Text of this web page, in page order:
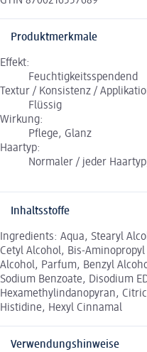
Produktmerkmale
Effekt:
Feuchtigkeitsspendend
Textur / Konsistenz /
Flüssig
Wirkung:
Pflege, Glanz
Haartyp:
Normaler / jeder
Inhaltsstoffe
Ingredients: Aqua, Stearyl
Cetyl Alcohol, Bis-
Alcohol, Parfum, Benzyl
Sodium Benzoate, Disodium
Hexamethylindanopyran,
Histidine, Hexyl Cinnamal
Verwendungshinweise